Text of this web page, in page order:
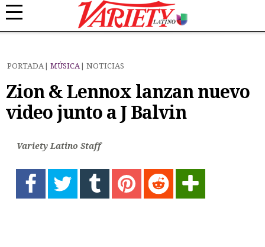
PORTADA MÚSICA NOTICIAS
Zion & Lennox lanzan nuevo
video junto a J Balvin
Variety Latino Staff